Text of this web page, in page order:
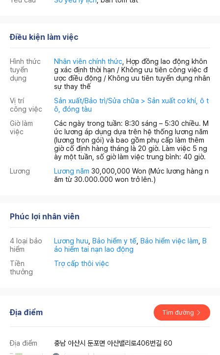
Điều kiện làm việc
Hình thức
tuyển
dụng
Nhân viên chính thức , Hợp đồng lao động khôn
g xác định thời hạn / Không ưu tiên công việc đ
ược điều động / Không ưu tiên tuyển dụng nhân
sự thay thế
Vị trí
công việc
Sản xuất/Bảo trì/Sửa chữa > Sản xuất cơ khí, ô t
ô, đóng tàu
Giờ làm
việc
Các ngày trong tuần: 8:30 sáng – 5:30 chiều. M
ức lương áp dụng dựa trên hệ thống lương năm
(lương trọn gói) và bao gồm phụ cấp làm thêm
giờ cố định hàng tháng là 20 giờ. Làm việc 5 ng
ày một tuần, số giờ làm việc trung bình: 40 giờ.
Lương
Lương năm 30,000,000 Won (Mức lương hàng n
ăm từ 30.000.000 won trở lên.)
Phúc lợi nhân viên
4 loại bảo
hiểm
Lương hưu Bảo hiểm y tế Bảo hiểm việc làm B
ảo hiểm tai nạn lao động
Tiền
thưởng
Trợ cấp thôi việc
Địa điểm Tìm đường
Địa điểm 충남 아산시 둔포면 아산밸리로406번길 60